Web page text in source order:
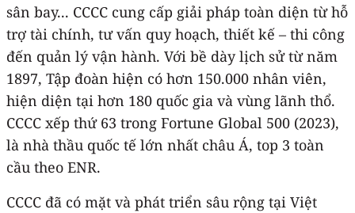
sân bay... CCCC cung cấp giải pháp toàn diện từ hỗ
trợ tài chính, tư vấn quy hoạch, thiết kế – thi công
đến quản lý vận hành. Với bề dày lịch sử từ năm
1897, Tập đoàn hiện có hơn 150.000 nhân viên,
hiện diện tại hơn 180 quốc gia và vùng lãnh thổ.
CCCC xếp thứ 63 trong Fortune Global 500 (2023),
là nhà thầu quốc tế lớn nhất châu Á, top 3 toàn
cầu theo ENR.
CCCC đã có mặt và phát triển sâu rộng tại Việt